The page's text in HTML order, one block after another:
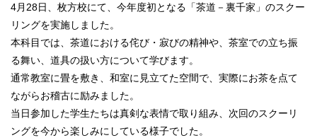
4月28日、枚方校にて、今年度初となる「茶道－裏千家」のスクー
リングを実施しました。
本科目では、茶道における侘び・寂びの精神や、茶室での立ち振
る舞い、道具の扱い方について学びます。
通常教室に畳を敷き、和室に見立てた空間で、実際にお茶を点て
ながらお稽古に励みました。
当日参加した学生たちは真剣な表情で取り組み、次回のスクーリ
ングを今から楽しみにしている様子でした。